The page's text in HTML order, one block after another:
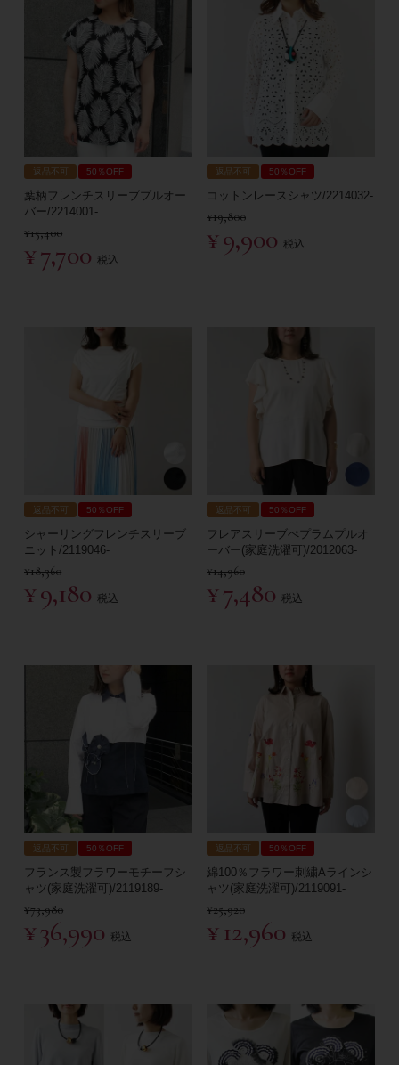
返品不可 50％OFF
葉柄フレンチスリーブプルオー
バー/2214001-
¥15,400
¥7,700 税込
返品不可 50％OFF
コットンレースシャツ/2214032-
¥19,800
¥9,900 税込
返品不可 50％OFF
シャーリングフレンチスリーブ
ニット/2119046-
¥18,360
¥9,180 税込
返品不可 50％OFF
フレアスリーブぺプラムプルオ
ーバー(家庭洗濯可)/2012063-
¥14,960
¥7,480 税込
返品不可 50％OFF
フランス製フラワーモチーフシ
ャツ(家庭洗濯可)/2119189-
¥73,980
¥36,990 税込
返品不可 50％OFF
綿100％フラワー刺繍Aラインシ
ャツ(家庭洗濯可)/2119091-
¥25,920
¥ 12,960 税込